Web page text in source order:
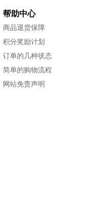
帮助中心
商品退货保障
积分奖励计划
订单的几种状态
简单的购物流程
网站免责声明